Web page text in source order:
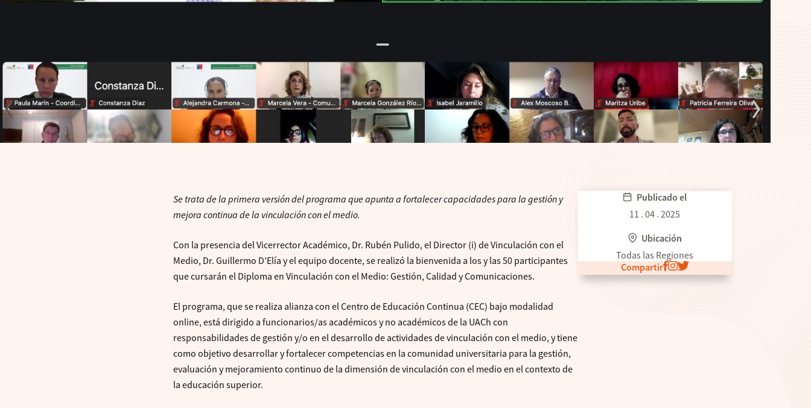
Se trata de la primera versión del programa que apunta a fortalecer capacidades para la gestión y
mejora continua de la vinculación con el medio.
Con la presencia del Vicerrector Académico, Dr. Rubén Pulido, el Director (i) de Vinculación con el
Medio, Dr. Guillermo D’Elía y el equipo docente, se realizó la bienvenida a los y las 50 participantes
que cursarán el Diploma en Vinculación con el Medio: Gestión, Calidad y Comunicaciones.
El programa, que se realiza alianza con el Centro de Educación Continua (CEC) bajo modalidad
online, está dirigido a funcionarios/as académicos y no académicos de la UACh con
responsabilidades de gestión y/o en el desarrollo de actividades de vinculación con el medio, y tiene
como objetivo desarrollar y fortalecer competencias en la comunidad universitaria para la gestión,
evaluación y mejoramiento continuo de la dimensión de vinculación con el medio en el contexto de
la educación superior.
Publicado el
11 . 04 . 2025
Ubicación
Todas las Regiones
Compartir